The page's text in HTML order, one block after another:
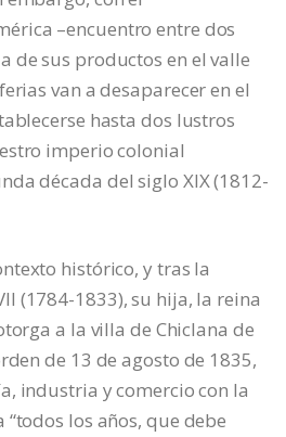
–encuentro entre dos
de sus productos en el valle
van a desaparecer en el
hasta dos lustros
imperio colonial
década del siglo XIX (1812-
histórico, y tras la
(1784-1833), su hija, la reina
a la villa de Chiclana de
de 13 de agosto de 1835,
industria y comercio con la
los años, que debe